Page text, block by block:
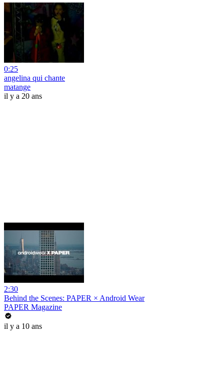
0:25
angelina qui chante
matange
il y a 20 ans
2:30
Behind the Scenes: PAPER × Android Wear
PAPER Magazine
il y a 10 ans